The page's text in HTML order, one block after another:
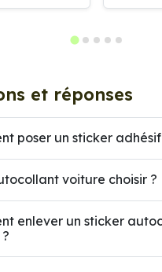
et réponses
poser un sticker
voiture choisir ?
enlever un sticker